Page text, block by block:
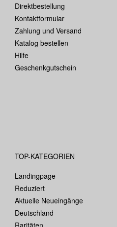
Direktbestellung
Kontaktformular
Zahlung und Versand
Katalog bestellen
Hilfe
Geschenkgutschein
TOP-KATEGORIEN
Landingpage
Reduziert
Aktuelle Neueingänge
Deutschland
Raritäten